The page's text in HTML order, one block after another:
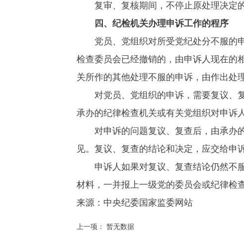
复审、复核期间，不停止原处理决定的
四、纪检机关办理申诉工作的程序
党员、党组织对所受党纪处分不服的申
检查委员会已经撤销的，由申诉人现在的
关所作的其他处理不服的申诉，由作出处
对党员、党组织的申诉，需要复议、复
承办的纪律检查机关或有关党组织对申诉
对申诉的问题复议、复查后，由承办的
见。复议、复查的结论和决定，应交给申
申诉人如果对复议、复查结论仍然不服
材料，一并报上一级党的委员会或纪律检
来源： 中央纪委国家监委网站
上一项： 暂无数据